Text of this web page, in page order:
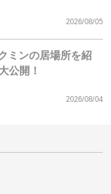
2026/08/05
ミンの居場所を紹
公開！
2026/08/04